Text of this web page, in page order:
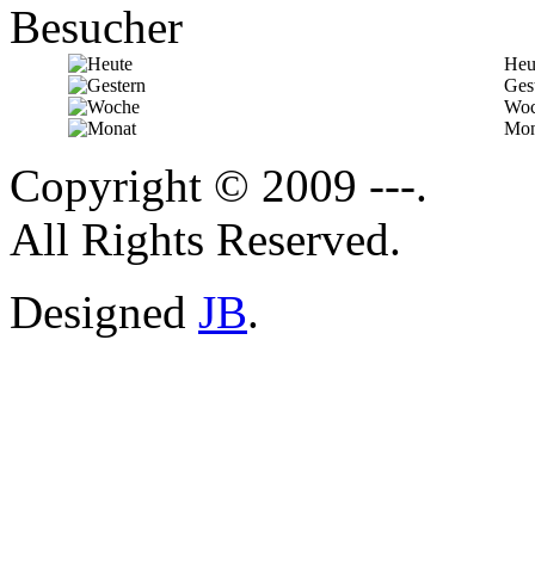
Besucher
Copyright © 2009 ---.
All Rights Reserved.
Designed JB.